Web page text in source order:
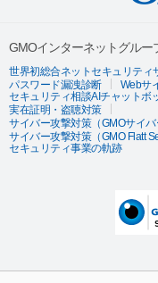
GMOインターネットグルー
世界初総合ネットセキュリティ
パスワード漏洩診断
Webサ
セキュリティ相談AIチャットボ
実在証明・盗聴対策
サイバー攻撃対策（GMOサイバ
サイバー攻撃対策（GMO Flatt
セキュリティ事業の軌跡